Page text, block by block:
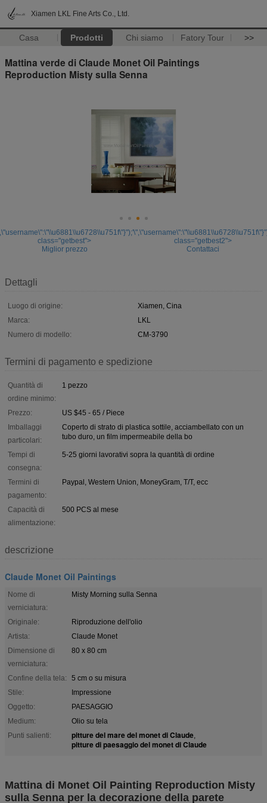
Xiamen LKL Fine Arts Co., Ltd.
Casa Prodotti Chi siamo Fatory Tour >>
Mattina verde di Claude Monet Oil Paintings
Reproduction Misty sulla Senna
class="getbest">
Miglior prezzo
class="getbest2">
Contattaci
Dettagli
Luogo di origine:
Xiamen, Cina
Marca:
LKL
Numero di modello:
CM-3790
Termini di pagamento e spedizione
Quantità di
ordine minimo:
1 pezzo
Prezzo:
US $45 - 65 / Piece
Imballaggi
particolari:
Coperto di strato di plastica sottile, acciambellato con un
tubo duro, un film impermeabile della bo
Tempi di
consegna:
5-25 giorni lavorativi sopra la quantità di ordine
Termini di
pagamento:
Paypal, Western Union, MoneyGram, T/T, ecc
Capacità di
alimentazione:
500 PCS al mese
descrizione
Claude Monet Oil Paintings
Nome di
verniciatura:
Misty Morning sulla Senna
Originale:
Riproduzione dell'olio
Artista:
Claude Monet
Dimensione di
verniciatura:
80 x 80 cm
Confine della tela:
5 cm o su misura
Stile:
Impressione
Oggetto:
PAESAGGIO
Medium:
Olio su tela
Punti salienti:
pitture del mare del monet di Claude,
pitture di paesaggio del monet di Claude
Mattina di Monet Oil Painting Reproduction Misty
sulla Senna per la decorazione della parete